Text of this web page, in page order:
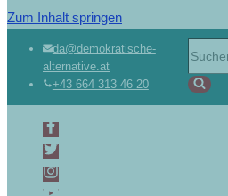
Zum Inhalt springen
da@demokratische-
alternative.at
+43 664 313 46 20